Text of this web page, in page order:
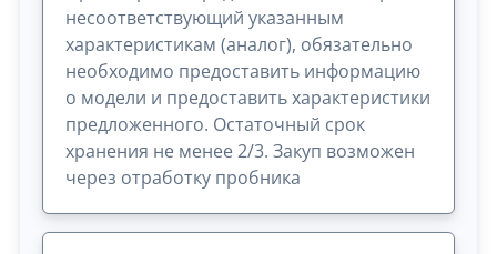
несоответствующий указанным
характеристикам (аналог), обязательно
необходимо предоставить информацию
о модели и предоставить характеристики
предложенного. Остаточный срок
хранения не менее 2/3. Закуп возможен
через отработку пробника